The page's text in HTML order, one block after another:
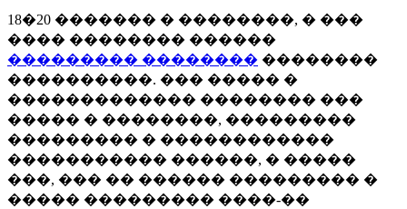
18�20 ������� � ��������, � ���
���� �������� ������
��������� �������� ��������
����������. ��� ����� �
������������� �������� ���
����� � ��������, ���������
��������� � ������������
����������� ������, � �����
���, ��� �� ������ ��������� �
����� ��������� ����-��